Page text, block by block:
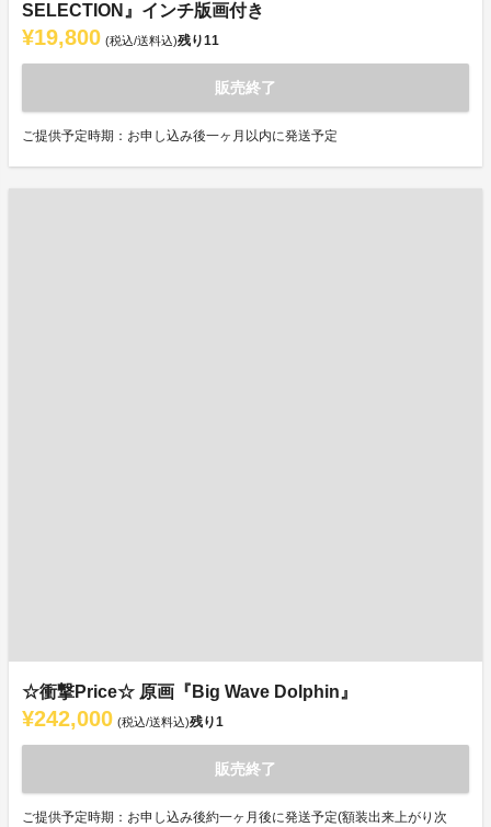
SELECTION』インチ版画付き
¥19,800 (税込/送料込)残り11
販売終了
ご提供予定時期：お申し込み後一ヶ月以内に発送予定
☆衝撃Price☆ 原画『Big Wave Dolphin』
¥242,000 (税込/送料込)残り1
販売終了
ご提供予定時期：お申し込み後約一ヶ月後に発送予定(額装出来上がり次